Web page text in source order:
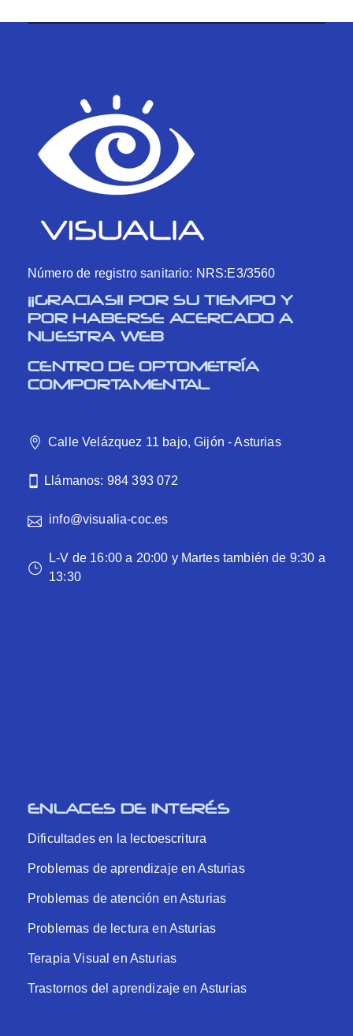
Número de registro sanitario: NRS:E3/3560
¡¡GRACIAS!! POR SU TIEMPO Y
POR HABERSE ACERCADO A
NUESTRA WEB
CENTRO DE OPTOMETRÍA
COMPORTAMENTAL
Calle Velázquez 11 bajo, Gijón - Asturias
Llámanos: 984 393 072
info@visualia-coc.es
L-V de 16:00 a 20:00 y Martes también de 9:30 a
13:30
ENLACES DE INTERÉS
Dificultades en la lectoescritura
Problemas de aprendizaje en Asturias
Problemas de atención en Asturias
Problemas de lectura en Asturias
Terapia Visual en Asturias
Trastornos del aprendizaje en Asturias